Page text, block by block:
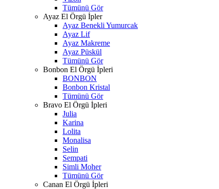
Tümünü Gör
Ayaz El Örgü İpler
Ayaz Benekli Yumurcak
Ayaz Lif
Ayaz Makreme
Ayaz Püskül
Tümünü Gör
Bonbon El Örgü İpleri
BONBON
Bonbon Kristal
Tümünü Gör
Bravo El Örgü İpleri
Julia
Karina
Lolita
Monalisa
Selin
Sempati
Simli Moher
Tümünü Gör
Canan El Örgü İpleri